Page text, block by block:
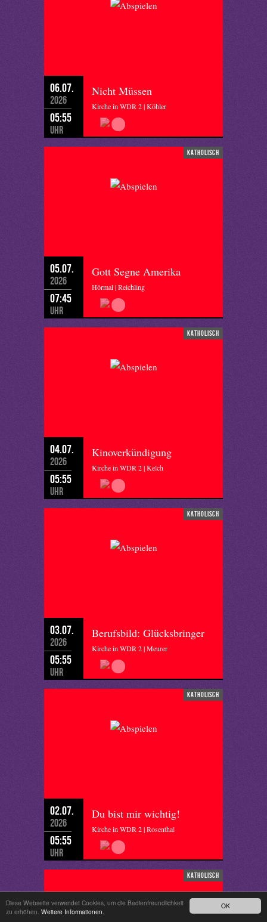
OK
Diese Webseite verwendet Cookies, um die Bedienfreundlichkeit
zu erhöhen. Weitere Informationen.
06.07.
2026
05:55
Uhr
Nicht Müssen
Kirche in WDR 2 | Köhler
katholisch
05.07.
2026
07:45
Uhr
Gott Segne Amerika
Hörmal | Reichling
katholisch
04.07.
2026
05:55
Uhr
Kinoverkündigung
Kirche in WDR 2 | Kelch
katholisch
03.07.
2026
05:55
Uhr
Berufsbild: Glücksbringer
Kirche in WDR 2 | Meurer
katholisch
02.07.
2026
05:55
Uhr
Du bist mir wichtig!
Kirche in WDR 2 | Rosenthal
katholisch